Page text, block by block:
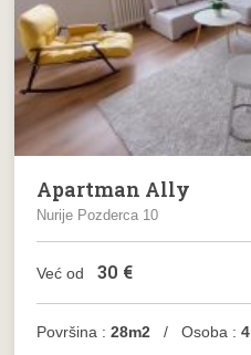
Apartman Ally
Nurije Pozderca 10
Već od 30 €
Površina : 28m2 / Osoba :4